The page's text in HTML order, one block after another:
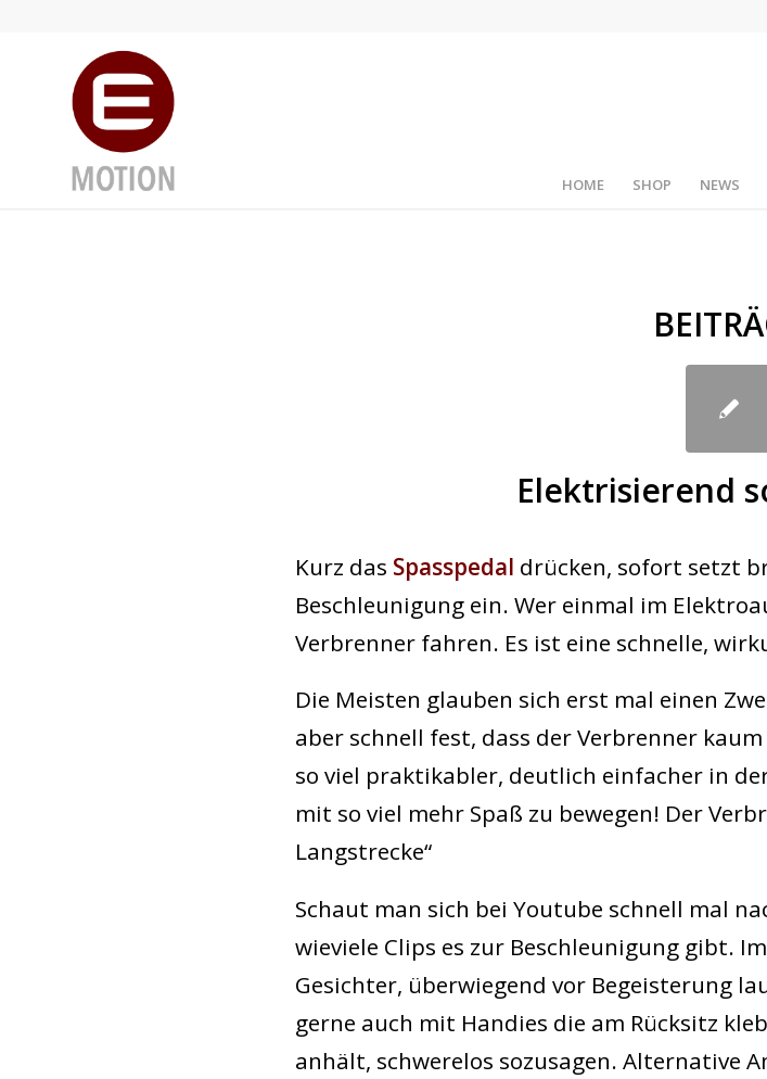
HOME SHOP NEWS
Elektrisierend
Kurz das Spasspedal drücken, sofort setzt
Beschleunigung ein. Wer einmal im
Verbrenner fahren. Es ist eine schnelle,
Die Meisten glauben sich erst mal einen
aber schnell fest, dass der Verbrenner
so viel praktikabler, deutlich einfacher in
mit so viel mehr Spaß zu bewegen! Der
Langstrecke“
Schaut man sich bei Youtube schnell mal
wieviele Clips es zur Beschleunigung gibt.
Gesichter, überwiegend vor Begeisterung
gerne auch mit Handies die am Rücksitz
anhält, schwerelos sozusagen. Alternative